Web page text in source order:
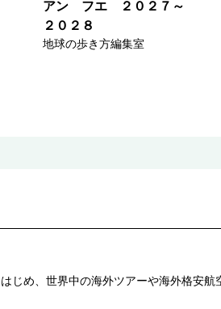
アン フエ ２０２７～
２０２８
地球の歩き方編集室
じめ、世界中の海外ツアーや海外格安